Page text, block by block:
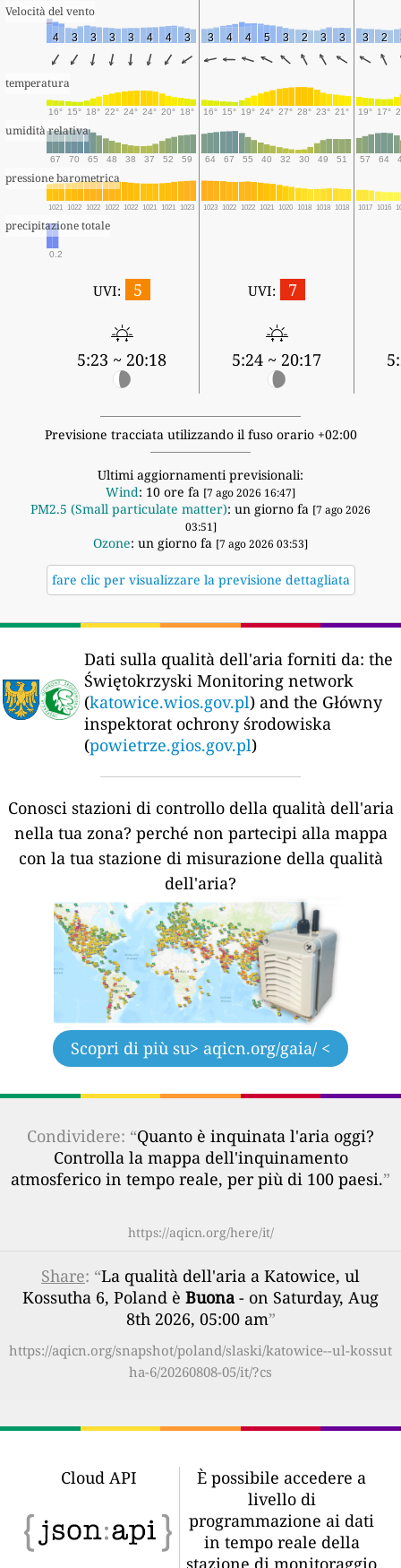
Velocità del vento
4 3 3 3 3 4 4 3 3 4 4 5 3 2 3 3 3 2
temperatura
16° 15° 18° 22° 24° 24° 20° 18° 16° 15° 19° 24° 27° 28° 23° 21° 19° 17°
umidità relativa
67 70 65 48 38 37 52 59 64 67 55 40 32 30 49 51 57 64
pressione barometrica
1021 1022 1022 1022 1022 1021 1021 1023 1023 1022 1022 1021 1020 1018 1018 1018 1017 1016
precipitazione totale
0.2
UVI: 5
5:23 ~ 20:18
UVI: 7
5:24 ~ 20:17
Previsione tracciata utilizzando il fuso orario +02:00
Ultimi aggiornamenti previsionali:
Wind: 10 ore fa [7 ago 2026 16:47]
PM2.5 (Small particulate matter): un giorno fa [7 ago 2026
03:51]
Ozone: un giorno fa [7 ago 2026 03:53]
fare clic per visualizzare la previsione dettagliata
Dati sulla qualità dell'aria forniti da: the
Świętokrzyski Monitoring network
(katowice.wios.gov.pl) and the Główny
inspektorat ochrony środowiska
(powietrze.gios.gov.pl)
Conosci stazioni di controllo della qualità dell'aria
nella tua zona? perché non partecipi alla mappa
con la tua stazione di misurazione della qualità
dell'aria?
Scopri di più su> aqicn.org/gaia/ <
Condividere: “Quanto è inquinata l'aria oggi?
Controlla la mappa dell'inquinamento
atmosferico in tempo reale, per più di 100 paesi.”
https://aqicn.org/here/it/
Share: “La qualità dell'aria a Katowice, ul
Kossutha 6, Poland è Buona- on Saturday, Aug
8th 2026, 05:00 am”
https://aqicn.org/snapshot/poland/slaski/katowice--ul-kossut
ha-6/20260808-05/it/?cs
Cloud API
È possibile accedere a
livello di
programmazione ai dati
in tempo reale della